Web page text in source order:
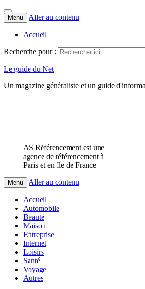
Menu Aller au contenu
Accueil
Recherche pour :
Le guide du Net
Un magazine généraliste et un guide
AS Référencement est une
agence de référencement à
Paris et en Ile de France
Menu Aller au contenu
Accueil
Automobile
Beauté
Maison
Entreprise
Internet
Loisirs
Santé
Voyage
Autres